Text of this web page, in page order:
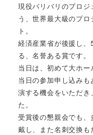
現役バリバリのプロ
う、世界最大級のプ
ト。
経済産業省が後援し
る、名誉ある賞です。
当日は、初めて大ホー
当日の参加申し込み
演する機会をいただ
た。
受賞後の懇親会でも
戴し、また名刺交換も